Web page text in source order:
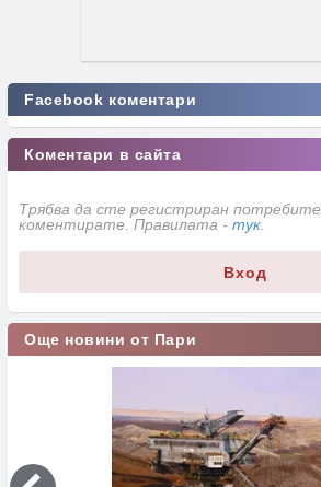
Facebook коментари
Коментари в сайта
Трябва да сте регистриран
коментирате. Правилата - тук
Вход
Още новини от Пари